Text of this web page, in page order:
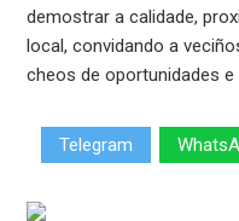
demostrar a calidade,
local, convidando a
cheos de oportunidades e
Telegram